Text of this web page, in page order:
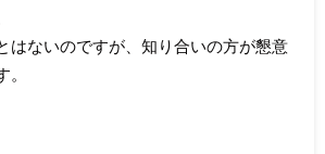
はないのですが、知り合いの方が懇意